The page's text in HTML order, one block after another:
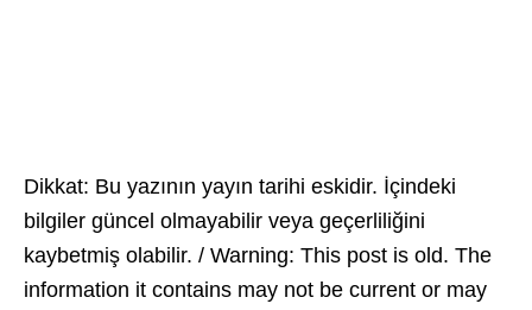
Dikkat: Bu yazının yayın tarihi eskidir. İçindeki
bilgiler güncel olmayabilir veya geçerliliğini
kaybetmiş olabilir. / Warning: This post is old. The
information it contains may not be current or may